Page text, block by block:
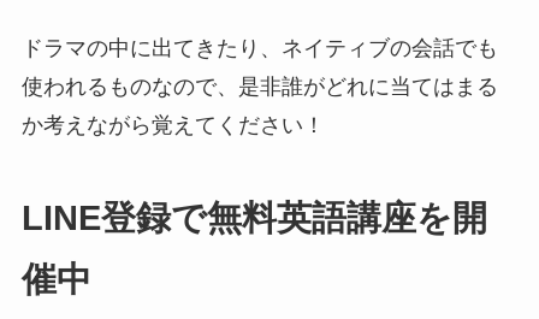
ドラマの中に出てきたり、ネイティブの会話でも
使われるものなので、是非誰がどれに当てはまる
か考えながら覚えてください！
LINE登録で無料英語講座を開
催中